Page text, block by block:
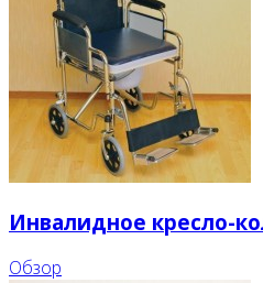
Инвалидное кресло-
Обзор